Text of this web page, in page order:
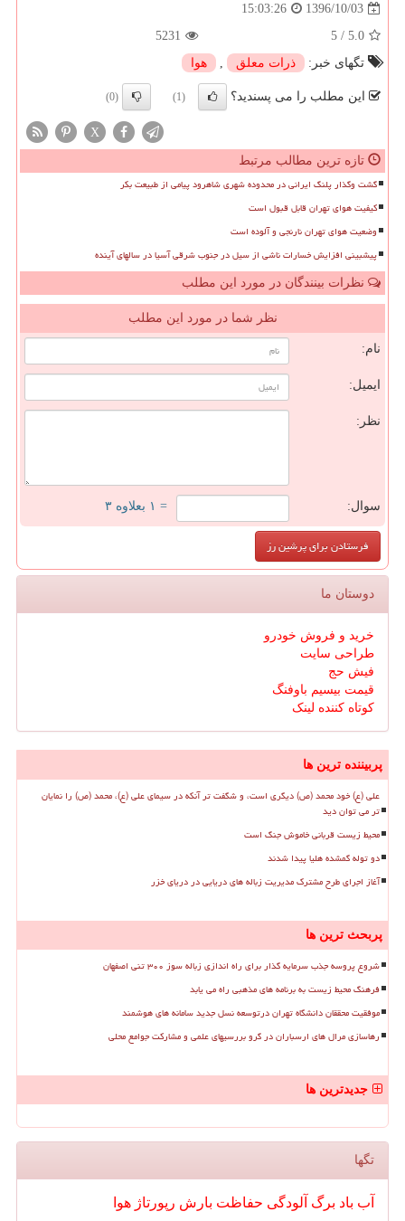
1396/10/03
15:03:26
5.0
/
5
5231
تگهای خبر:
ذرات معلق , هوا
این مطلب را می پسندید؟ (1)
(0)
X
تازه ترین مطالب مرتبط
گشت وگذار پلنگ ایرانی در محدوده شهری شاهرود پیامی از طبیعت بکر
کیفیت هوای تهران قابل قبول است
وضعیت هوای تهران نارنجی و آلوده است
پیشبینی افزایش خسارات ناشی از سیل در جنوب شرقی آسیا در سالهای آینده
نظرات بینندگان در مورد این مطلب
نظر شما در مورد این مطلب
نام:
ایمیل:
نظر:
سوال: = ۱ بعلاوه ۳
دوستان ما
خرید و فروش خودرو
طراحی سایت
فیش حج
قیمت بیسیم باوفنگ
کوتاه کننده لینک
پربیننده ترین ها
علی (ع) خود محمد (ص) دیگری است، و شگفت تر آنکه در سیمای علی (ع)، محمد (ص) را نمایان
تر می توان دید
محیط زیست قربانی خاموش جنگ است
دو توله گمشده هلیا پیدا شدند
آغاز اجرای طرح مشترک مدیریت زباله های دریایی در دریای خزر
پربحث ترین ها
شروع پروسه جذب سرمایه گذار برای راه اندازی زباله سوز ۳۰۰ تنی اصفهان
فرهنگ محیط زیست به برنامه های مذهبی راه می یابد
موفقیت محققان دانشگاه تهران درتوسعه نسل جدید سامانه های هوشمند
رهاسازی مرال های ارسباران در گرو بررسیهای علمی و مشارکت جوامع محلی
جدیدترین ها
تگها
آب باد برگ آلودگی حفاظت بارش رپورتاژ هوا